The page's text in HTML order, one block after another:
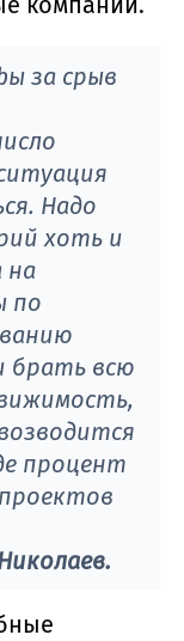
за срыв
Надо
хоть и
на
по
брать всю
процент